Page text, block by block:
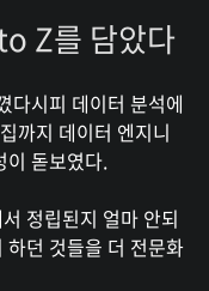
Z를 담았다
다시피 데이터 분석에
까지 데이터 엔지니
이 돋보였다.
정립된지 얼마 안되
던 것들을 더 전문화